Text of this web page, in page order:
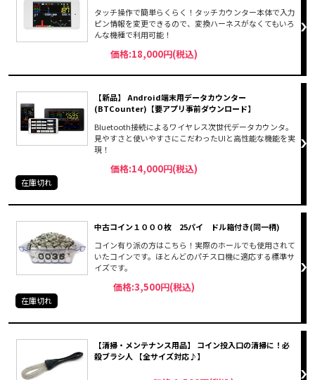
タッチ操作で簡単らくらく！タッチカウンター本体で入力
ピン情報を変更できるので、変換ハーネスがなくてもいろ
んな機種で利用可能！
価格:18,000円(税込)
【新品】 Android端末用データカウンター
(BTCounter)【要アプリ事前ダウンロード】
Bluetooth接続によるワイヤレス次世代データカウンタ。
見やすさと使いやすさにこだわったUIと高性能な機能を実
現！
価格:14,000円(税込)
在庫切れ
中古コイン１０００枚 25パイ ドル箱付き(同一柄)
コイン有り派の方はこちら！実際のホールでも使用されて
いたコインです。ほとんどのパチスロ機に適応する標準サ
イズです。
価格:3,500円(税込)
在庫切れ
【清掃・メンテナンス用品】 コイン投入口の清掃に！必
殺ブラシ人 【全サイズ対応♪】